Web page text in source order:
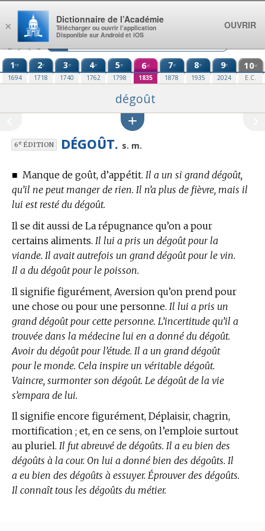
Aller au contenu
1re
1694
2e
1718
3e
1740
4e
1762
5e
1798
6e
1835
7e
1878
8e
1935
9e
2024
10e
E.C.
dégoût
6eÉDITION DÉGOÛT. s. m.
■ Manque de goût, d’appétit. Il a un si grand dégoût,
qu’il ne peut manger de rien. Il n’a plus de fièvre, mais il
lui est resté du dégoût.
Il se dit aussi de La répugnance qu’on a pour
certains aliments. Il lui a pris un dégoût pour la
viande. Il avait autrefois un grand dégoût pour le vin.
Il a du dégoût pour le poisson.
Il signifie figurément, Aversion qu’on prend pour
une chose ou pour une personne. Il lui a pris un
grand dégoût pour cette personne. L’incertitude qu’il a
trouvée dans la médecine lui en a donné du dégoût.
Avoir du dégoût pour l’étude. Il a un grand dégoût
pour le monde. Cela inspire un véritable dégoût.
Vaincre, surmonter son dégoût. Le dégoût de la vie
s’empara de lui.
Il signifie encore figurément, Déplaisir, chagrin,
mortification ; et, en ce sens, on l’emploie surtout
au pluriel. Il fut abreuvé de dégoûts. Il a eu bien des
dégoûts à la cour. On lui a donné bien des dégoûts. Il
a eu bien des dégoûts à essuyer. Éprouver des dégoûts.
Il connaît tous les dégoûts du métier.
×
Dictionnaire de l’Académie
Télécharger ou ouvrir l’application
Disponible sur Android et iOS
OUVRIR